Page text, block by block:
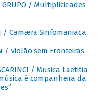
GRUPO / Multiplicidades
/ Camæra Sinfomaniaca
/ Violão sem Fronteiras
/ Musica Laetitia
é companheira da